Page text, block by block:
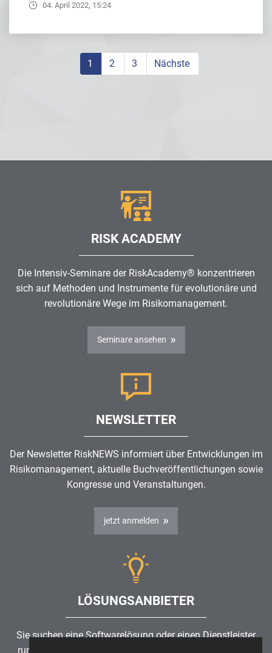
04. April 2022, 15:24
1 2 3 Nächste
RISK ACADEMY
Die Intensiv-Seminare der RiskAcademy® konzentrieren
sich auf Methoden und Instrumente für evolutionäre und
revolutionäre Wege im Risikomanagement.
Seminare ansehen
NEWSLETTER
Der Newsletter RiskNEWS informiert über Entwicklungen im
Risikomanagement, aktuelle Buchveröffentlichungen sowie
Kongresse und Veranstaltungen.
jetzt anmelden
LÖSUNGSANBIETER
Sie suchen eine Softwarelösung oder einen Dienstleister
rund um die Themen